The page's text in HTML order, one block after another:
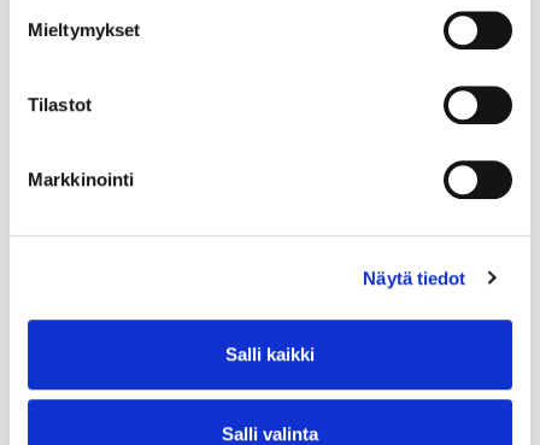
Mieltymykset
Tilastot
Markkinointi
Näytä tiedot
Salli kaikki
Salli valinta